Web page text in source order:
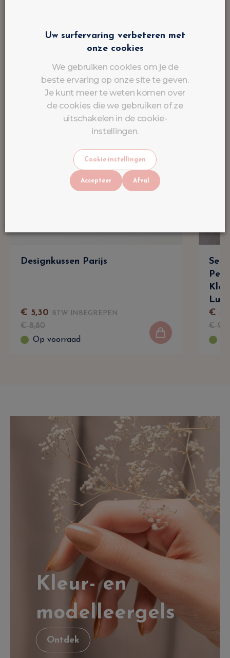
Designkussen Parijs
€ 5,30 BTW INBEGREPEN
€8,80
Op voorraad
€ 4
€9
Kleur- en
modelleergels
Ontdek
Uw surfervaring verbeteren met
onze cookies
We gebruiken cookies om je de
beste ervaring op onze site te geven.
Je kunt meer te weten komen over
de cookies die we gebruiken of ze
uitschakelen in de cookie-
instellingen.
Cookie-instellingen
Accepteer Afval